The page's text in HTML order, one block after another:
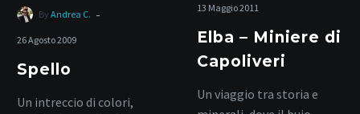
Tag
13 Maggio 2011
Elba – Miniere di
Capoliveri
Un viaggio tra storia e
By Andrea C. -
26 Agosto 2009
Spello
Un intreccio di colori,